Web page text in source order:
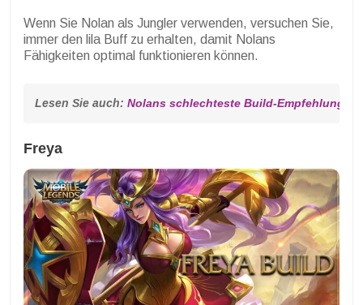
Wenn Sie Nolan als Jungler verwenden, versuchen Sie,
immer den lila Buff zu erhalten, damit Nolans
Fähigkeiten optimal funktionieren können.
Lesen Sie auch: Nolans schlechteste Build-Empfehlungen
Freya